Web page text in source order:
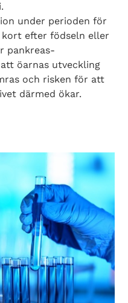
under perioden för
efter födseln eller
pankreas-
öarnas utveckling
och risken för att
därmed ökar.